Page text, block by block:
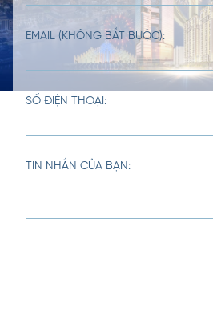
EMAIL (KHÔNG BẮT BUỘC):
SỐ ĐIỆN THOẠI:
TIN NHẮN CỦA BẠN: